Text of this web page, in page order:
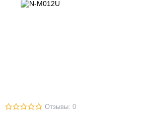
Отзывы: 0